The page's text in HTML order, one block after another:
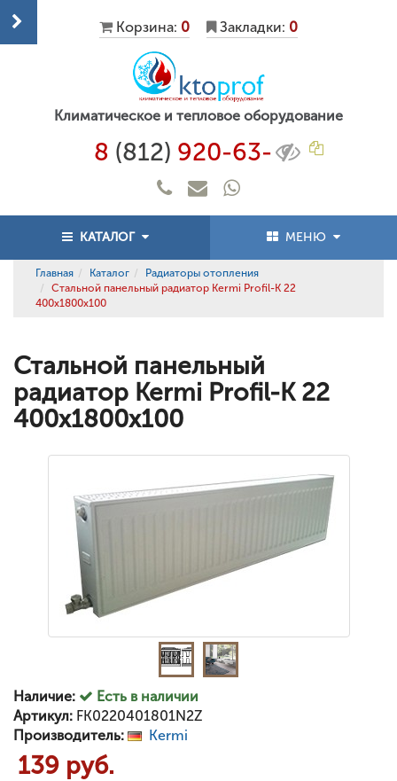
Корзина: 0 Закладки: 0
Климатическое и тепловое оборудование
8 (812) 920-63-
КАТАЛОГ МЕНЮ
Главная Каталог
Радиаторы отопления
Стальной панельный радиатор Kermi Profil-K 22
400x1800x100
Стальной панельный
радиатор Kermi Profil-K 22
400x1800x100
Наличие:
Есть в наличии
Артикул: FK0220401801N2Z
Производитель:
Kermi
139 руб.